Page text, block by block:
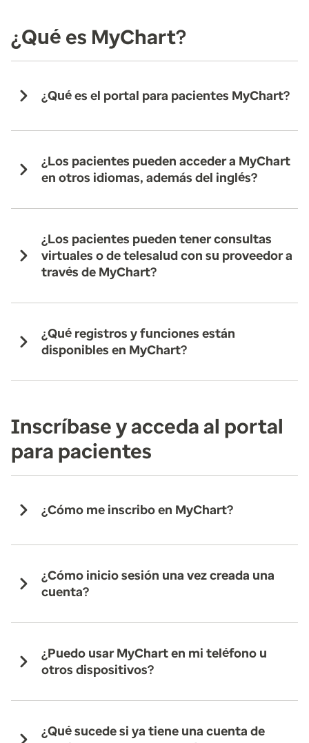
¿Qué es MyChart?
¿Qué es el portal para pacientes MyChart?
¿Los pacientes pueden acceder a MyChart
en otros idiomas, además del inglés?
¿Los pacientes pueden tener consultas
virtuales o de telesalud con su proveedor a
través de MyChart?
¿Qué registros y funciones están
disponibles en MyChart?
Inscríbase y acceda al portal
para pacientes
¿Cómo me inscribo en MyChart?
¿Cómo inicio sesión una vez creada una
cuenta?
¿Puedo usar MyChart en mi teléfono u
otros dispositivos?
¿Qué sucede si ya tiene una cuenta de